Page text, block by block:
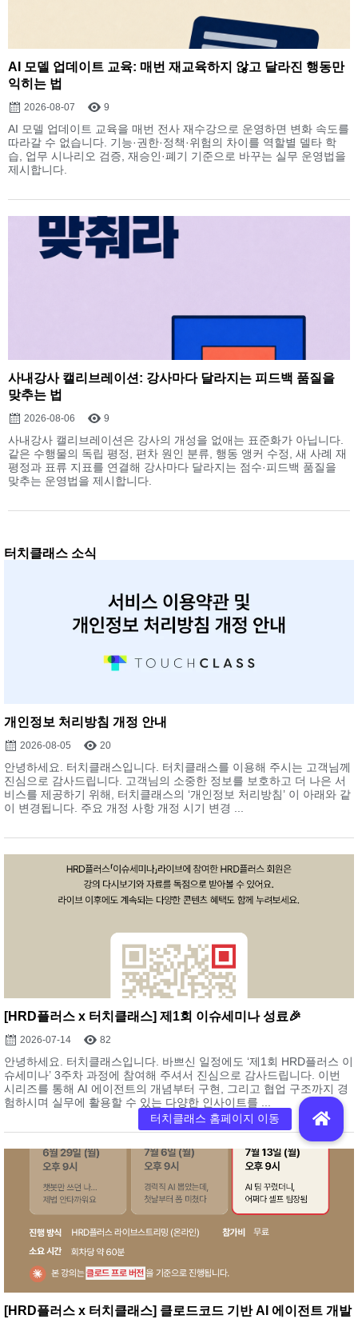
AI 모델 업데이트 교육: 매번 재교육하지 않고 달라진 행동만
익히는 법
2026-08-07 9
AI 모델 업데이트 교육을 매번 전사 재수강으로 운영하면 변화 속도를
따라갈 수 없습니다. 기능·권한·정책·위험의 차이를 역할별 델타 학
습, 업무 시나리오 검증, 재승인·폐기 기준으로 바꾸는 실무 운영법을
제시합니다.
사내강사 캘리브레이션: 강사마다 달라지는 피드백 품질을
맞추는 법
2026-08-06 9
사내강사 캘리브레이션은 강사의 개성을 없애는 표준화가 아닙니다.
같은 수행물의 독립 평정, 편차 원인 분류, 행동 앵커 수정, 새 사례 재
평정과 표류 지표를 연결해 강사마다 달라지는 점수·피드백 품질을
맞추는 운영법을 제시합니다.
터치클래스 소식
개인정보 처리방침 개정 안내
2026-08-05 20
안녕하세요. 터치클래스입니다. 터치클래스를 이용해 주시는 고객님께
진심으로 감사드립니다. 고객님의 소중한 정보를 보호하고 더 나은 서
비스를 제공하기 위해, 터치클래스의 ‘개인정보 처리방침’ 이 아래와 같
이 변경됩니다. 주요 개정 사항 개정 시기 변경 ...
[HRD플러스 x 터치클래스] 제1회 이슈세미나 성료🎉
2026-07-14 82
안녕하세요. 터치클래스입니다. 바쁘신 일정에도 ‘제1회 HRD플러스 이
슈세미나’ 3주차 과정에 참여해 주셔서 진심으로 감사드립니다. 이번
시리즈를 통해 AI 에이전트의 개념부터 구현, 그리고 협업 구조까지 경
험하시며 실무에 활용할 수 있는 다양한 인사이트를 ...
[HRD플러스 x 터치클래스] 클로드코드 기반 AI 에이전트 개발